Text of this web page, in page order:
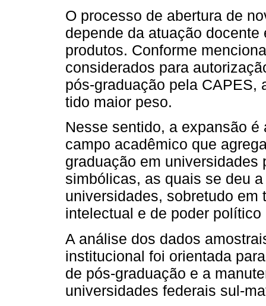
O processo de abertura de
depende da atuação
produtos. Conforme
considerados para
pós-graduação pela CAPES,
tido maior peso.
Nesse sentido, a expansão
campo acadêmico que
graduação em
simbólicas, as quais se deu
universidades, sobretudo
intelectual e de poder
A análise dos dados
institucional foi orientada
de pós-graduação e a
universidades federais sul-